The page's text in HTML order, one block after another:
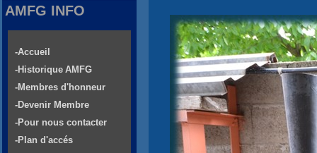
AMFG INFO
-Accueil
-Historique AMFG
-Membres d'honneur
-Devenir Membre
-Pour nous contacter
-Plan d'accés